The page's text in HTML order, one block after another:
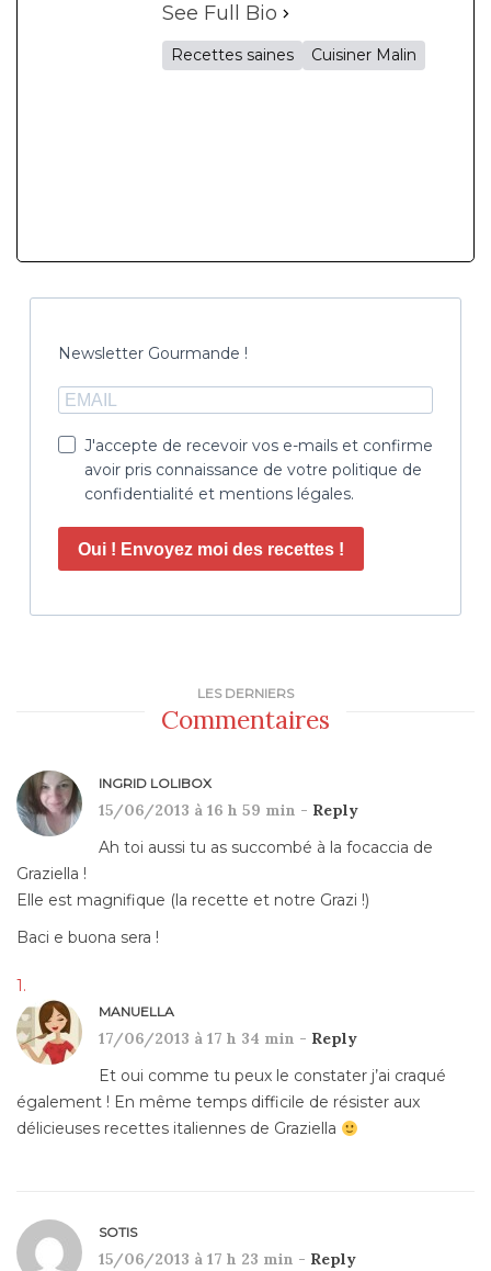
See Full Bio
Recettes saines Cuisiner Malin
Newsletter Gourmande !
J'accepte de recevoir vos e-mails et confirme
avoir pris connaissance de votre politique de
confidentialité et mentions légales.
Oui ! Envoyez moi des recettes !
LES DERNIERS
Commentaires
INGRID LOLIBOX
15/06/2013 à 16 h 59 min - Reply
Ah toi aussi tu as succombé à la focaccia de
Graziella !
Elle est magnifique (la recette et notre Grazi !)
Baci e buona sera !
MANUELLA
17/06/2013 à 17 h 34 min - Reply
Et oui comme tu peux le constater j’ai craqué
également ! En même temps difficile de résister aux
délicieuses recettes italiennes de Graziella
SOTIS
15/06/2013 à 17 h 23 min - Reply